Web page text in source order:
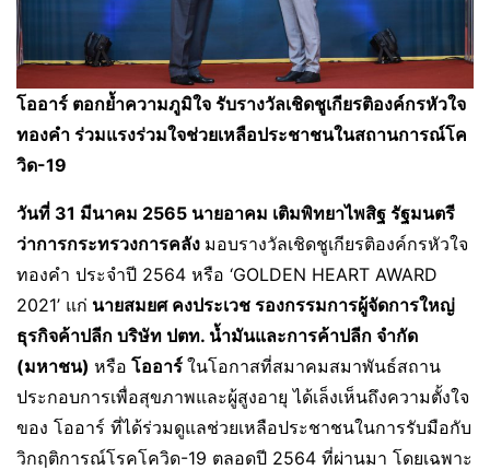
โออาร์ ตอกย้ำความภูมิใจ รับรางวัลเชิดชูเกียรติองค์กรหัวใจ
ทองคำ ร่วมแรงร่วมใจช่วยเหลือประชาชนในสถานการณ์โค
วิด-19
วันที่ 31 มีนาคม 2565 นายอาคม เติมพิทยาไพสิฐ รัฐมนตรี
ว่าการกระทรวงการคลัง มอบรางวัลเชิดชูเกียรติองค์กรหัวใจ
ทองคำ ประจำปี 2564 หรือ ‘GOLDEN HEART AWARD
2021’ แก่ นายสมยศ คงประเวช รองกรรมการผู้จัดการใหญ่
ธุรกิจค้าปลีก บริษัท ปตท. น้ำมันและการค้าปลีก จำกัด
(มหาชน) หรือ โออาร์ ในโอกาสที่สมาคมสมาพันธ์สถาน
ประกอบการเพื่อสุขภาพและผู้สูงอายุ ได้เล็งเห็นถึงความตั้งใจ
ของ โออาร์ ที่ได้ร่วมดูแลช่วยเหลือประชาชนในการรับมือกับ
วิกฤติการณ์โรคโควิด-19 ตลอดปี 2564 ที่ผ่านมา โดยเฉพาะ